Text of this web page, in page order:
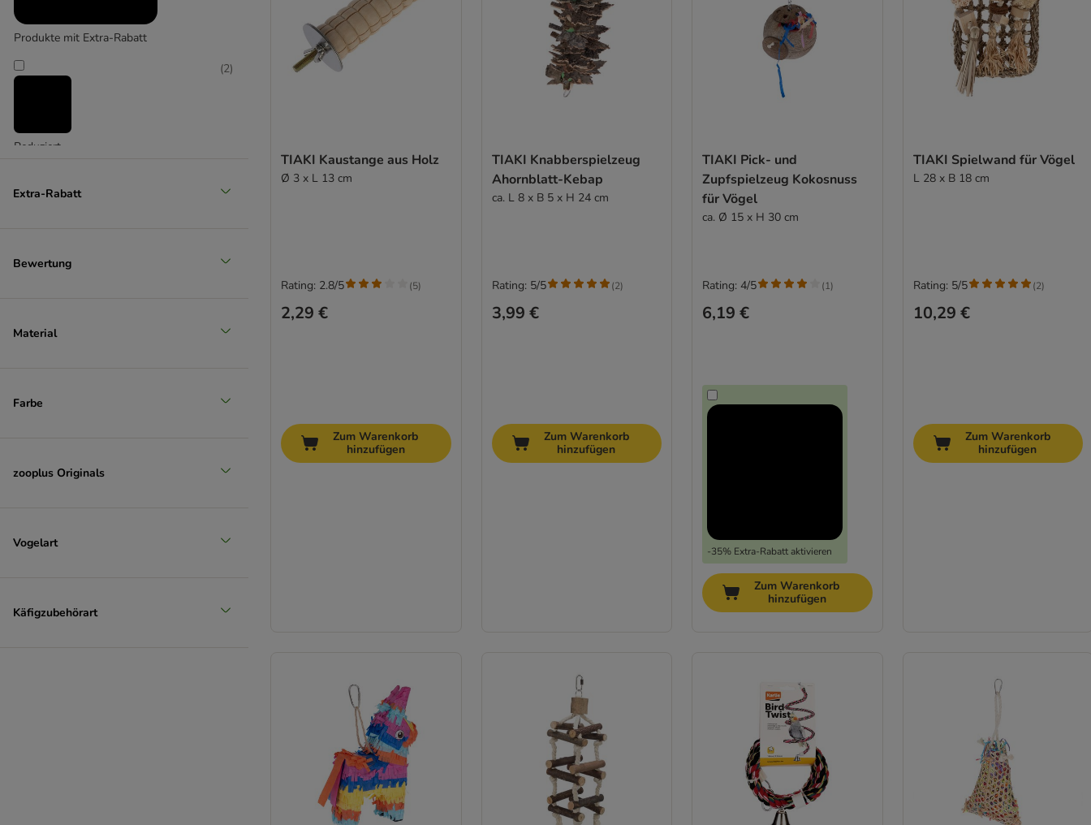
Produkte mit Extra-Rabatt
Reduziert
(2)
Extra-Rabatt
Bewertung
Material
Farbe
zooplus Originals
Vogelart
Käfigzubehörart
TIAKI Kaustange aus Holz
Ø 3 x L 13 cm
2,29 €
Rating: 2.8/5 (5)
Zum Warenkorb
hinzufügen
TIAKI Knabberspielzeug
Ahornblatt-Kebap
ca. L 8 x B 5 x H 24 cm
3,99 €
Rating: 5/5 (2)
Zum Warenkorb
hinzufügen
TIAKI Pick- und
Zupfspielzeug Kokosnuss
für Vögel
ca. Ø 15 x H 30 cm
6,19 €
-35% Extra-Rabatt aktivieren
Rating: 4/5 (1)
Zum Warenkorb
hinzufügen
TIAKI Spielwand für Vögel
L 28 x B 18 cm
10,29 €
Rating: 5/5 (2)
Zum Warenkorb
hinzufügen